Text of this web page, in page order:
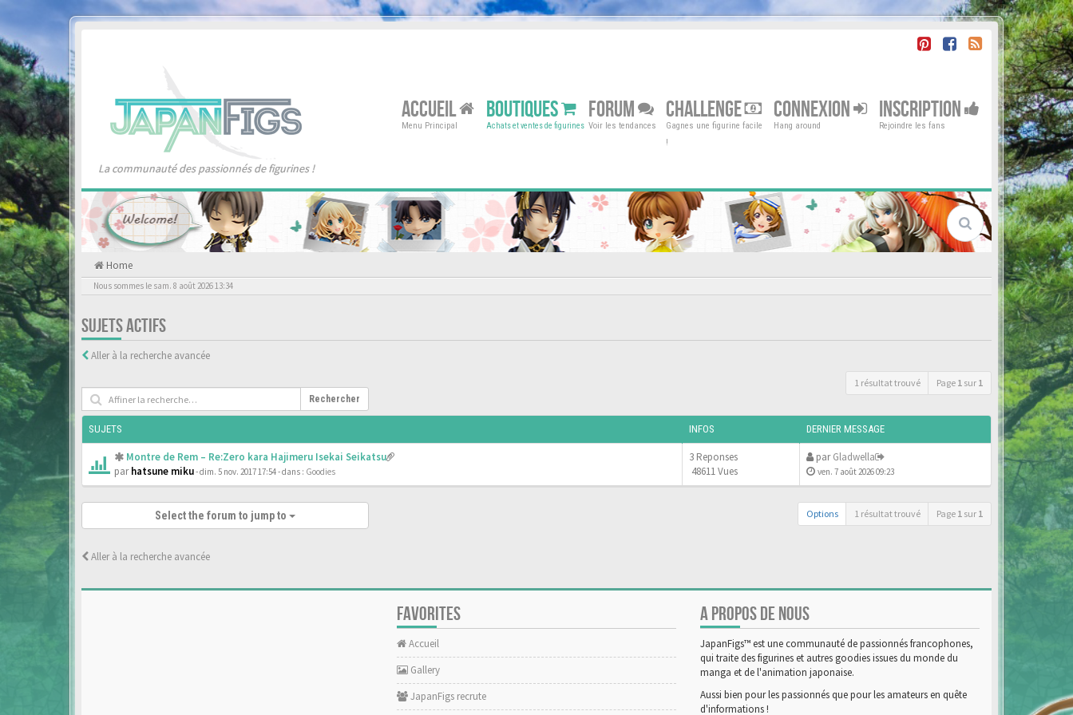
La communauté des passionnés de figurines !
ACCUEIL
Menu Principal
BOUTIQUES
Achats et ventes de figurines
FORUM
Voir les tendances
CHALLENGE
Gagnes une figurine facile
!
CONNEXION
Hang around
INSCRIPTION
Rejoindre les fans
Home
Nous sommes le sam. 8 août 2026 13:34
SUJETS ACTIFS
Aller à la recherche avancée
Rechercher
1 résultat trouvé Page 1 sur 1
SUJETS INFOS DERNIER MESSAGE
Montre de Rem – Re:Zero kara Hajimeru Isekai Seikatsu
parhatsune miku- dim. 5 nov. 2017 17:54- dans : Goodies
3 Reponses
48611 Vues
parGladwella
ven. 7 août 2026 09:23
Options 1 résultat trouvé Page 1 sur 1
Select the forum to jump to
Aller à la recherche avancée
FAVORITES
Accueil
Gallery
JapanFigs recrute
A PROPOS DE NOUS
JapanFigs™ est une communauté de passionnés francophones,
qui traite des figurines et autres goodies issues du monde du
manga et de l'animation japonaise.
Aussi bien pour les passionnés que pour les amateurs en quête
d'informations !